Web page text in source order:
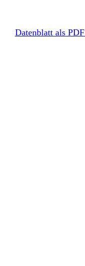
Datenblatt als